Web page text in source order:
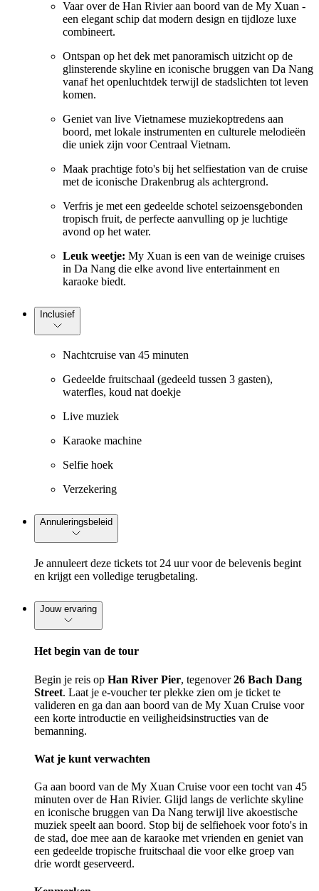
Vaar over de Han Rivier aan boord van de My Xuan -
een elegant schip dat modern design en tijdloze luxe
combineert.
Ontspan op het dek met panoramisch uitzicht op de
glinsterende skyline en iconische bruggen van Da Nang
vanaf het openluchtdek terwijl de stadslichten tot leven
komen.
Geniet van live Vietnamese muziekoptredens aan
boord, met lokale instrumenten en culturele melodieën
die uniek zijn voor Centraal Vietnam.
Maak prachtige foto's bij het selfiestation van de cruise
met de iconische Drakenbrug als achtergrond.
Verfris je met een gedeelde schotel seizoensgebonden
tropisch fruit, de perfecte aanvulling op je luchtige
avond op het water.
Leuk weetje: My Xuan is een van de weinige cruises
in Da Nang die elke avond live entertainment en
karaoke biedt.
Inclusief
Nachtcruise van 45 minuten
Gedeelde fruitschaal (gedeeld tussen 3 gasten),
waterfles, koud nat doekje
Live muziek
Karaoke machine
Selfie hoek
Verzekering
Annuleringsbeleid
Je annuleert deze tickets tot 24 uur voor de belevenis begint
en krijgt een volledige terugbetaling.
Jouw ervaring
Het begin van de tour
Begin je reis op Han River Pier, tegenover26 Bach Dang
Street. Laat je e-voucher ter plekke zien om je ticket te
valideren en ga dan aan boord van de My Xuan Cruise voor
een korte introductie en veiligheidsinstructies van de
bemanning.
Wat je kunt verwachten
Ga aan boord van de My Xuan Cruise voor een tocht van 45
minuten over de Han Rivier. Glijd langs de verlichte skyline
en iconische bruggen van Da Nang terwijl live akoestische
muziek speelt aan boord. Stop bij de selfiehoek voor foto's in
de stad, doe mee aan de karaoke met vrienden en geniet van
een gedeelde tropische fruitschaal die voor elke groep van
drie wordt geserveerd.